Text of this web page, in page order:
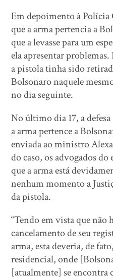
Em depoimento à
que a arma pertencia a
que a levasse para um
ela apresentar
a pistola tinha sido
Bolsonaro naquele
no dia seguinte.
No último dia 17, a
a arma pertence a
enviada ao ministro
do caso, os advogados
que a arma está
nenhum momento a
da pistola.
“Tendo em vista que não
cancelamento de seu
arma, esta deveria, de
residencial, onde
[atualmente] se encontra